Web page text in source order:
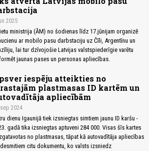
2025
ministrija (ĀM) no šodienas līdz 17.jūnijam organizē
ar mobilo pasu darbstaciju uz Čīli, Argentīnu un
lai tur dzīvojošie Latvijas valstspiederīgie varētu
jaunas pases un personas apliecības.
iespēju atteikties no
plastmasas ID kartēm un
apliecībām
2024
dienu Igaunijā tiek izsniegtas simtiem jaunu ID karšu -
gadā tika izsniegtas aptuveni 284 000. Visas šīs kartes
no plastmasas, tāpat kā autovadītāja apliecības
citu dokumentu, ko valsts izsniedz